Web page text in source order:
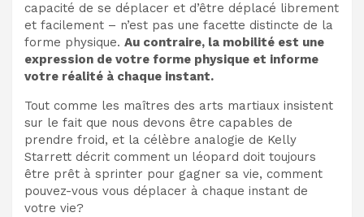
capacité de se déplacer et d’être déplacé librement
et facilement – n’est pas une facette distincte de la
forme physique. Au contraire, la mobilité est une
expression de votre forme physique et informe
votre réalité à chaque instant.
Tout comme les maîtres des arts martiaux insistent
sur le fait que nous devons être capables de
prendre froid, et la célèbre analogie de Kelly
Starrett décrit comment un léopard doit toujours
être prêt à sprinter pour gagner sa vie, comment
pouvez-vous vous déplacer à chaque instant de
votre vie?